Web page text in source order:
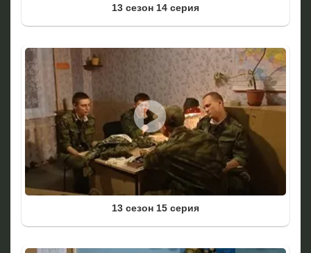
13 сезон 14 серия
13 сезон 15 серия